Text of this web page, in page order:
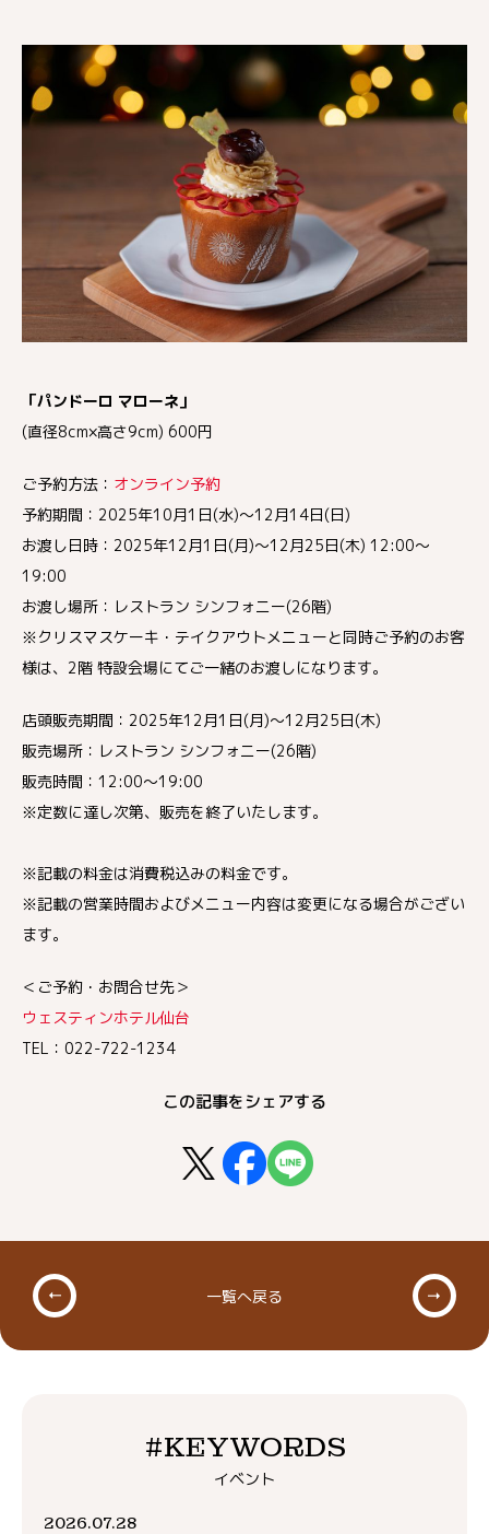
「パンドーロ マローネ」
(直径8cm×高さ9cm) 600円
ご予約方法： オンライン予約
予約期間：2025年10月1日(水)～12月14日(日)
お渡し日時：2025年12月1日(月)～12月25日(木) 12:00～
19:00
お渡し場所：レストラン シンフォニー(26階)
※クリスマスケーキ・テイクアウトメニューと同時ご予約のお客
様は、2階 特設会場にてご一緒のお渡しになります。
店頭販売期間：2025年12月1日(月)～12月25日(木)
販売場所：レストラン シンフォニー(26階)
販売時間：12:00～19:00
※定数に達し次第、販売を終了いたします。
※記載の料金は消費税込みの料金です。
※記載の営業時間およびメニュー内容は変更になる場合がござい
ます。
＜ご予約・お問合せ先＞
ウェスティンホテル仙台
TEL：022-722-1234
この記事をシェアする
一覧へ戻る
#KEYWORDS
イベント
2026.07.28